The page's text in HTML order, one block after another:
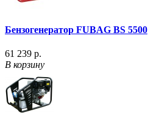
Бензогенератор FUBAG BS 5500
61 239 р.
В корзину